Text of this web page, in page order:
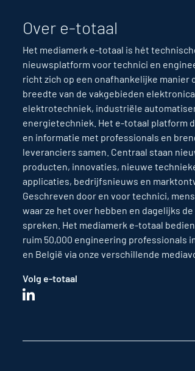
Over e-totaal
Het mediamerk e-totaal is hét
nieuwsplatform voor technici en
richt zich op een onafhankelijke manier
breedte van de vakgebieden
elektrotechniek, industriële
energietechniek. Het e-totaal platform
en informatie met professionals en
leveranciers samen. Centraal staan
producten, innovaties, nieuwe
applicaties, bedrijfsnieuws en
Geschreven door en voor technici,
waar ze het over hebben en dagelijks
spreken. Het mediamerk e-totaal
ruim 50,000 engineering professionals
en België via onze verschillende
Volg e-totaal